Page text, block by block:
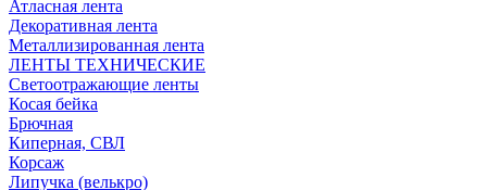
Атласная лента
Декоративная лента
Металлизированная лента
ЛЕНТЫ ТЕХНИЧЕСКИЕ
Светоотражающие ленты
Косая бейка
Брючная
Киперная, СВЛ
Корсаж
Липучка (велькро)